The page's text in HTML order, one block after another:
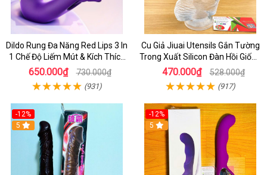
Dildo Rung Đa Năng Red Lips 3 In
1 Chế Độ Liếm Mút & Kích Thích
Điểm G
650.000₫ 730.000₫
(931)
Cu Giả Jiuai Utensils Gắn Tường
Trong Xuất Silicon Đàn Hồi Giống
Thật
470.000₫ 528.000₫
(917)
-12%
5
-12%
5